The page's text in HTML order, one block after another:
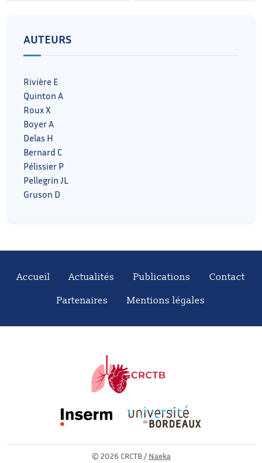
AUTEURS
Rivière E
Quinton A
Roux X
Boyer A
Delas H
Bernard C
Pélissier P
Pellegrin JL
Gruson D
Accueil Actualités Publications
Contact
Partenaires
Mentions légales
© 2026 CRCTB / Naeka